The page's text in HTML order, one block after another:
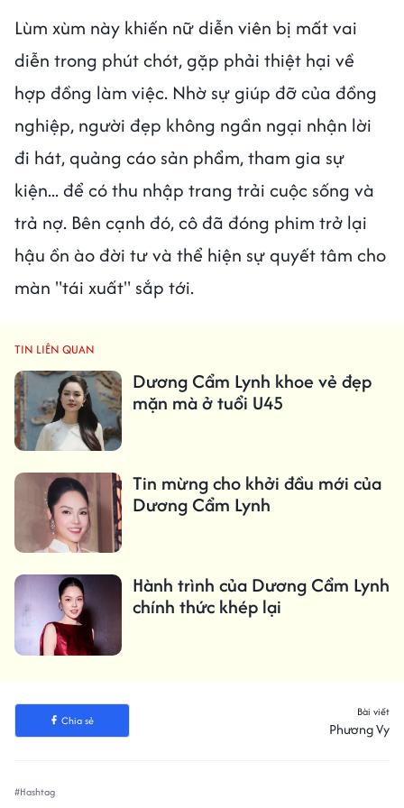
Lùm xùm này khiến nữ diễn viên bị mất vai
diễn trong phút chót, gặp phải thiệt hại về
hợp đồng làm việc. Nhờ sự giúp đỡ của đồng
nghiệp, người đẹp không ngần ngại nhận lời
đi hát, quảng cáo sản phẩm, tham gia sự
kiện... để có thu nhập trang trải cuộc sống và
trả nợ. Bên cạnh đó, cô đã đóng phim trở lại
hậu ồn ào đời tư và thể hiện sự quyết tâm cho
màn "tái xuất" sắp tới.
TIN LIÊN QUAN
Dương Cẩm Lynh khoe vẻ đẹp
mặn mà ở tuổi U45
Tin mừng cho khởi đầu mới của
Dương Cẩm Lynh
Hành trình của Dương Cẩm Lynh
chính thức khép lại
Chia sẻ
Bài viết
Phương Vy
#Hashtag